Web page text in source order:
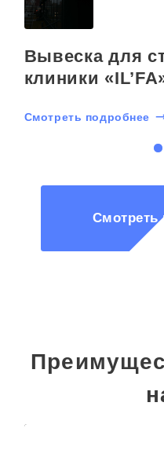
Вывеска для
клиники
Смотреть подробнее
Смотреть